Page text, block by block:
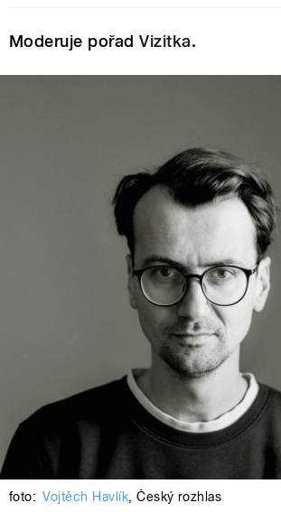
Moderuje pořadVizitka.
foto: Vojtěch Havlík,Český rozhlas